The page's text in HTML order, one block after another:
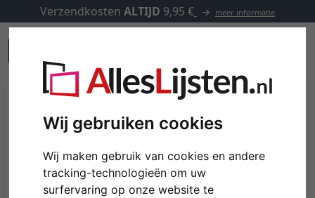
Wij gebruiken cookies
Wij maken gebruik van cookies en andere
tracking-technologieën om uw
surfervaring op onze website te
Verzendkosten ALTIJD 9,95 € meer informatie